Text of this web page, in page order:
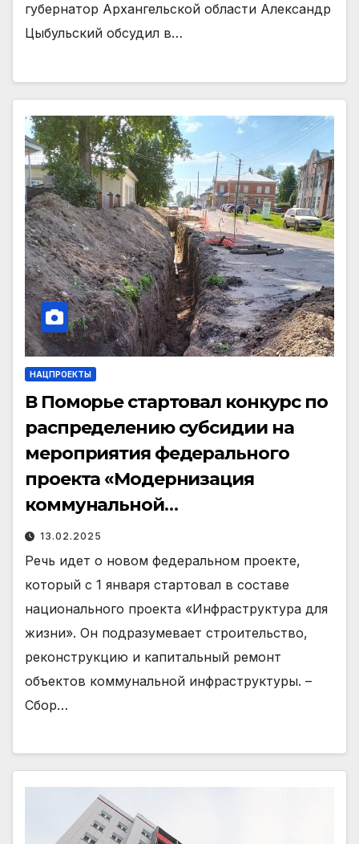
губернатор Архангельской области Александр
Цыбульский обсудил в…
НАЦПРОЕКТЫ
В Поморье стартовал конкурс по
распределению субсидии на
мероприятия федерального
проекта «Модернизация
коммунальной
инфраструктуры»
13.02.2025
Речь идет о новом федеральном проекте,
который с 1 января стартовал в составе
национального проекта «Инфраструктура для
жизни». Он подразумевает строительство,
реконструкцию и капитальный ремонт
объектов коммунальной инфраструктуры. –
Сбор…